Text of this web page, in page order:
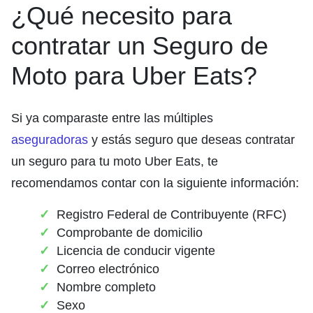
¿Qué necesito para
contratar un Seguro de
Moto para Uber Eats?
Si ya comparaste entre las múltiples
aseguradoras y estás seguro que deseas contratar
un seguro para tu moto Uber Eats, te
recomendamos contar con la siguiente información:
Registro Federal de Contribuyente (RFC)
Comprobante de domicilio
Licencia de conducir vigente
Correo electrónico
Nombre completo
Sexo